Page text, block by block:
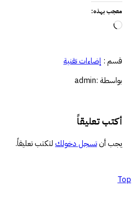
معجب بهذه:
جاري
قسم : إضاءات تقنية
بواسطة :admin
أكتب تعليقاً
يجب أنتسجل دخولك لتكتب تعليقاً.
Top